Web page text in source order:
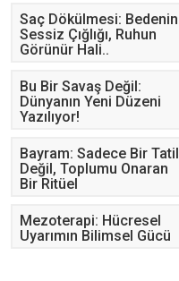
Saç Dökülmesi: Bedenin
Sessiz Çığlığı, Ruhun
Görünür Hali..
Bu Bir Savaş Değil:
Dünyanın Yeni Düzeni
Yazılıyor!
Bayram: Sadece Bir Tatil
Değil, Toplumu Onaran
Bir Ritüel
Mezoterapi: Hücresel
Uyarımın Bilimsel Gücü